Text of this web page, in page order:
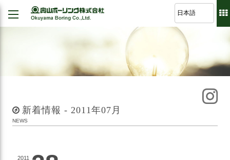
我が社の大悲願
代表挨拶
地すべり防止工事
さく井工事
グラウト工事
R&D 論文集
波形集水パイプ
新着情報 - 2011年07月
NEWS
2011